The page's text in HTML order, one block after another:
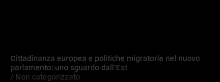
Cittadinanza europea e politiche migratorie nel nuovo
parlamento: uno sguardo dall’Est
/ Non categorizzato